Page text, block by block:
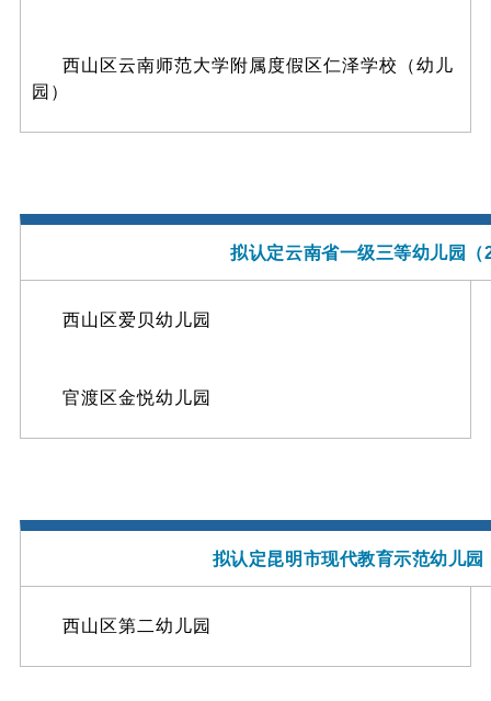
西山区云南师范大学附属度假区仁泽学校（幼儿
园）
拟认定云南省一级三等幼儿园（
西山区爱贝幼儿园
官渡区金悦幼儿园
拟认定昆明市现代教育示范幼儿园
西山区第二幼儿园